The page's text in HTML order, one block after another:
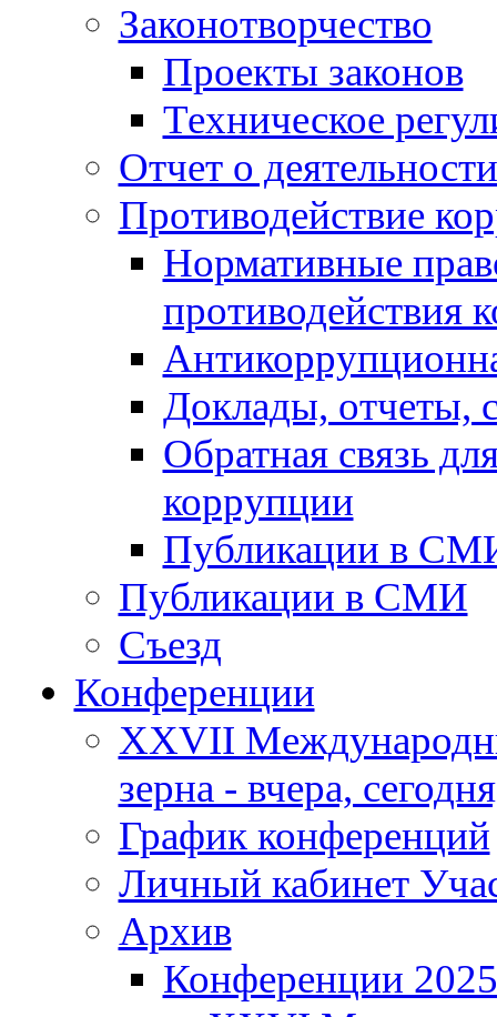
Законотворчество
Проекты законов
Техническое
Отчет о
Противодействие
Нормативные
противодействия
Доклады, отчеты,
Обратная связь
коррупции
Публикации в
Публикации в СМИ
Съезд
Конференции
XXVII
зерна - вчера,
График конференций
Личный кабинет
Архив
Конференции 2025